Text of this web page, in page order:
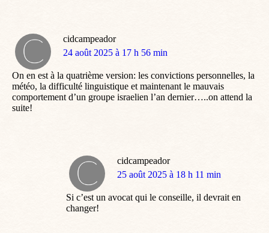
cidcampeador
dit
24 août 2025 à 17 h 56 min
On en est à la quatrième version: les convictions personnelles, la
météo, la difficulté linguistique et maintenant le mauvais
comportement d’un groupe israelien l’an dernier…..on attend la
suite!
cidcampeador
dit
25 août 2025 à 18 h 11 min
Si c’est un avocat qui le conseille, il devrait en
changer!